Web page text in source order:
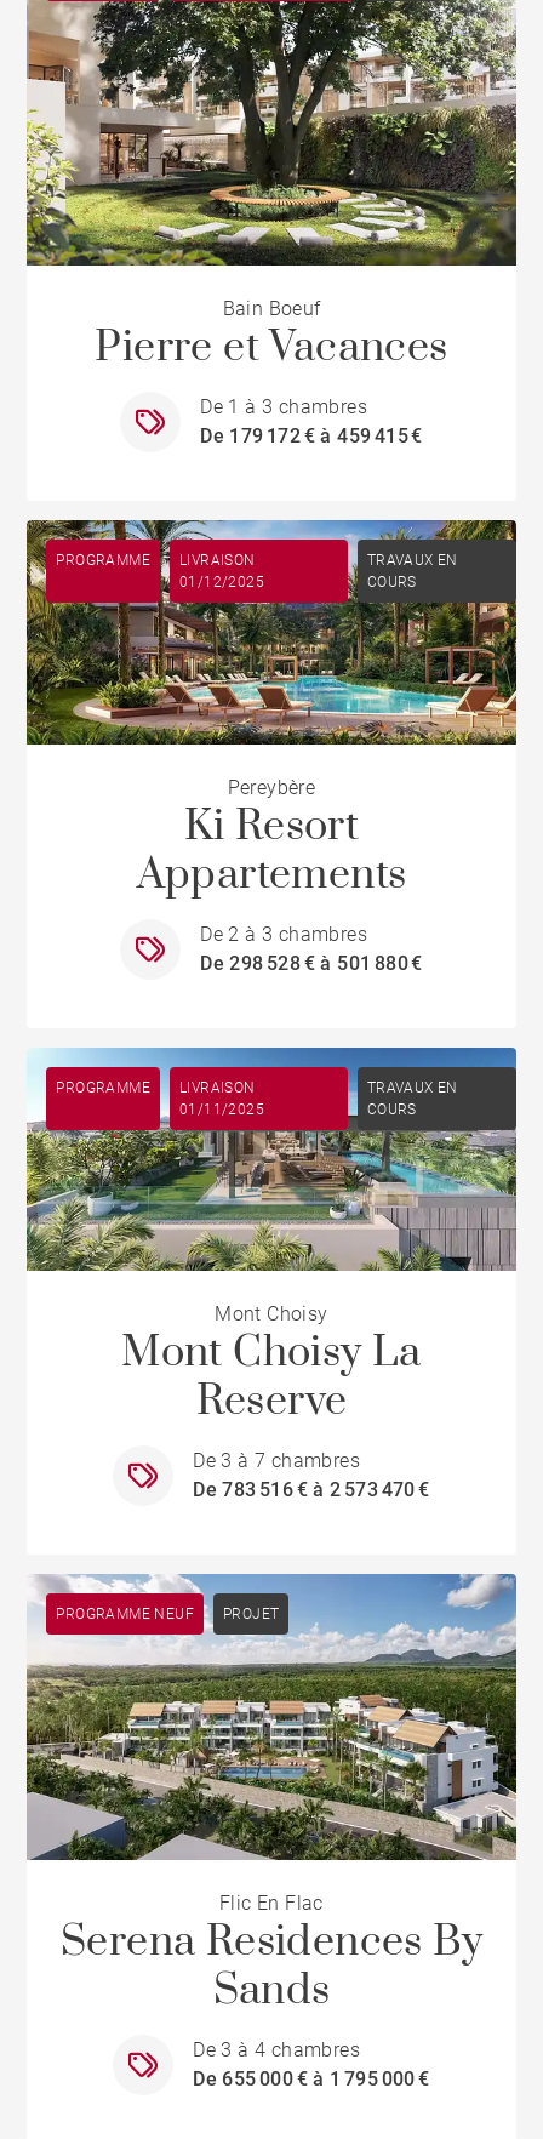
Bain Boeuf
Pierre et Vacances
De 1 à 3 chambres
De 179 172 € à 459 415 €
PROGRAMME
LIVRAISON
01/12/2025
TRAVAUX EN
COURS
Pereybère
Ki Resort
Appartements
De 2 à 3 chambres
De 298 528 € à 501 880 €
PROGRAMME
LIVRAISON
01/11/2025
TRAVAUX EN
COURS
Mont Choisy
Mont Choisy La
Reserve
De 3 à 7 chambres
De 783 516 € à 2 573 470 €
PROGRAMME NEUF PROJET
Flic En Flac
Serena Residences By
Sands
De 3 à 4 chambres
De 655 000 € à 1 795 000 €